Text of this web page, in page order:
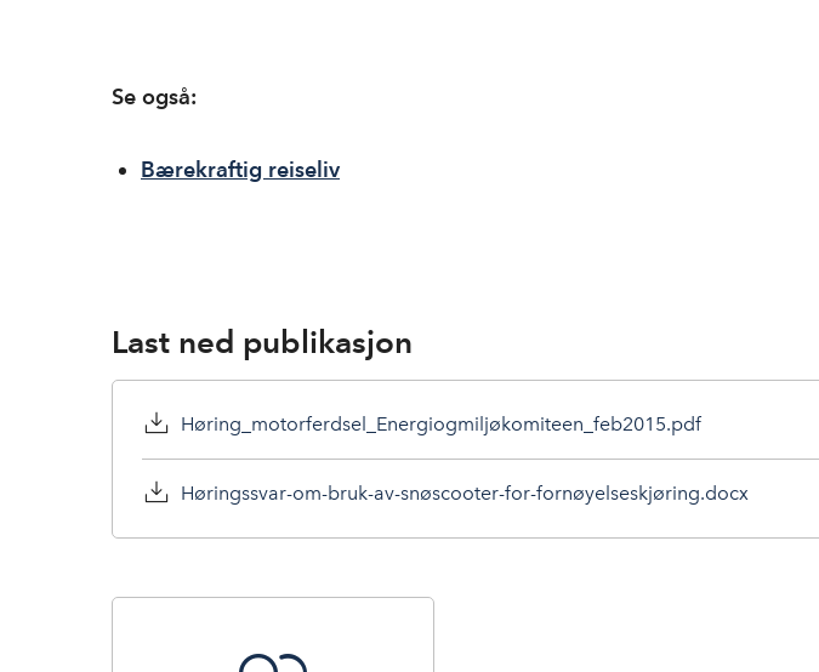
Se også:
Bærekraftig reiseliv
Last ned publikasjon
Høring_motorferdsel_Energiogmiljøkomiteen_feb2015.pdf
Høringssvar-om-bruk-av-snøscooter-for-fornøyelseskjøring.docx